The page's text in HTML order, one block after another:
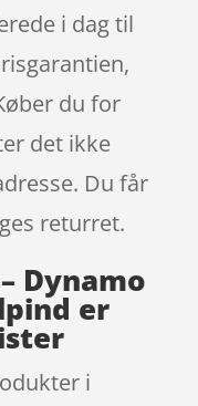
i dag til
du for
det ikke
Du får
returret.
Dynamo
er
i